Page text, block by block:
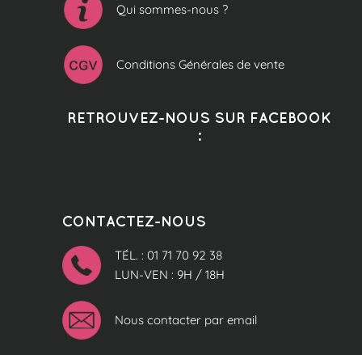
Qui sommes-nous ?
Conditions Générales de vente
RETROUVEZ-NOUS SUR FACEBOOK
:
CONTACTEZ-NOUS
TÉL. : 01 71 70 92 38
LUN-VEN : 9H / 18H
Nous contacter par email